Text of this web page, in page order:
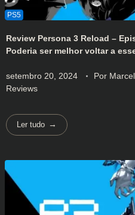
Review Persona 3 Reload –
Poderia ser melhor voltar a
setembro 20, 2024 Por
Reviews
Ler tudo